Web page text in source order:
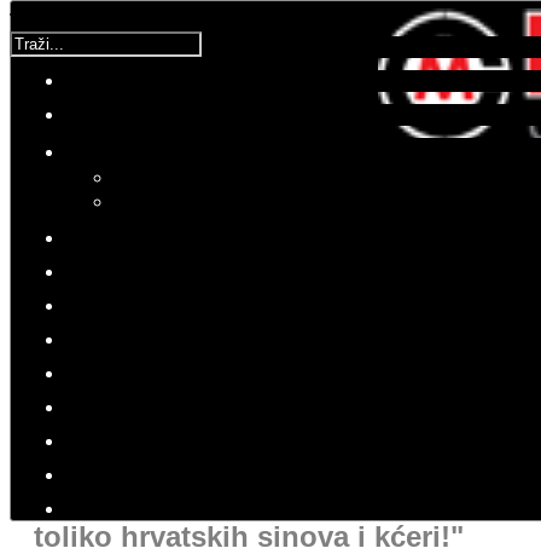
Traži...
Molimo ocijenite
Četvrtak, 29 Travanj 2021 19:01
HRVATSKA
"Neka svi zajedno nikad ne
posustanemo u obrani digniteta
Domovinskog rata, sjećanjima na
našu slavnu povijest i čuvanju
hrvatske grude za koju je palo
toliko hrvatskih sinova i kćeri!"